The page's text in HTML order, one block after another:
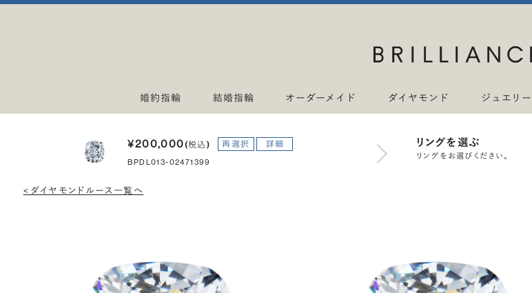
婚約指輪 結婚指輪 オーダーメイド ダイヤモンド ジュエリー
¥200,000(税込) 再選択 詳細
BPDL013-02471399
リングを選ぶ
リングをお選びください。
< ダイヤモンドルース一覧へ